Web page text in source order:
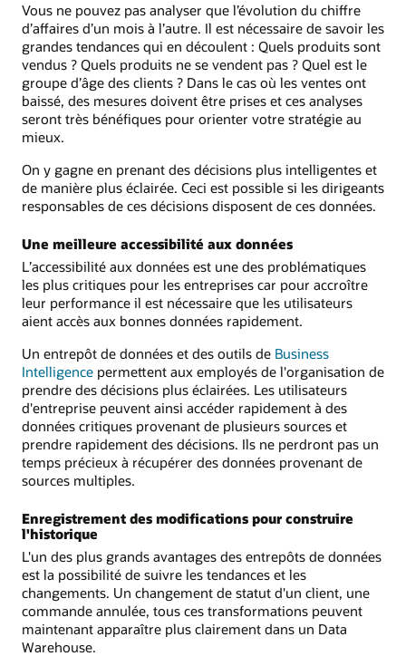
Vous ne pouvez pas analyser que l’évolution du chiffre
d’affaires d’un mois à l’autre. Il est nécessaire de savoir les
grandes tendances qui en découlent : Quels produits sont
vendus ? Quels produits ne se vendent pas ? Quel est le
groupe d’âge des clients ? Dans le cas où les ventes ont
baissé, des mesures doivent être prises et ces analyses
seront très bénéfiques pour orienter votre stratégie au
mieux.
On y gagne en prenant des décisions plus intelligentes et
de manière plus éclairée. Ceci est possible si les dirigeants
responsables de ces décisions disposent de ces données.
Une meilleure accessibilité aux données
L’accessibilité aux données est une des problématiques
les plus critiques pour les entreprises car pour accroître
leur performance il est nécessaire que les utilisateurs
aient accès aux bonnes données rapidement.
Un entrepôt de données et des outils de Business
Intelligence permettent aux employés de l'organisation de
prendre des décisions plus éclairées. Les utilisateurs
d'entreprise peuvent ainsi accéder rapidement à des
données critiques provenant de plusieurs sources et
prendre rapidement des décisions. Ils ne perdront pas un
temps précieux à récupérer des données provenant de
sources multiples.
Enregistrement des modifications pour construire
l'historique
L'un des plus grands avantages des entrepôts de données
est la possibilité de suivre les tendances et les
changements. Un changement de statut d'un client, une
commande annulée, tous ces transformations peuvent
maintenant apparaître plus clairement dans un Data
Warehouse.